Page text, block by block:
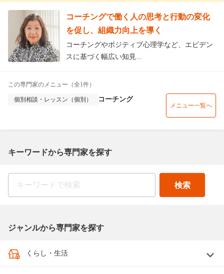
コーチングで働く人の思考と行動の変化
を促し、組織力向上を導く
コーチングやポジティブ心理学など、エビデン
スに基づく幅広い知見...
この専門家のメニュー（全1件）
個別相談・レッスン（個別） コーチング
メニュー一覧へ
キーワードから専門家を探す
ジャンルから専門家を探す
くらし・生活